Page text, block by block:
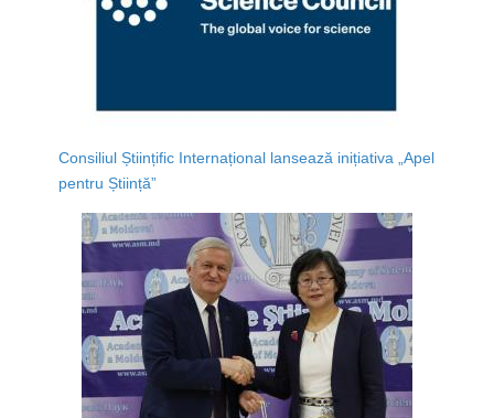
Consiliul Științific Internațional lansează inițiativa „Apel
pentru Știință”